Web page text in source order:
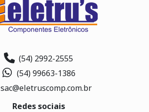
(54) 2992-2555
(54) 99663-1386
sac@eletruscomp.com.br
Redes sociais